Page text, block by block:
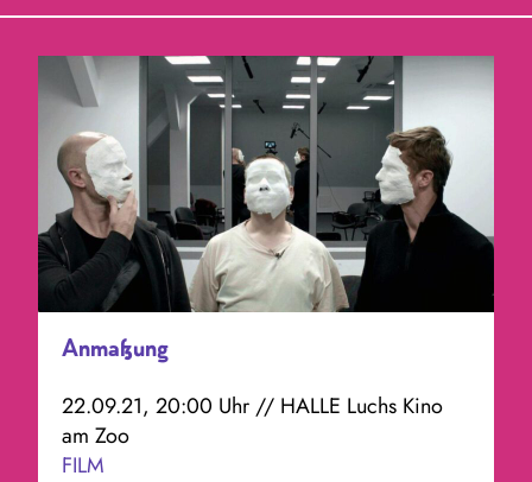
Anmaßung
22.09.21, 20:00 Uhr // HALLE Luchs Kino
am Zoo
FILM